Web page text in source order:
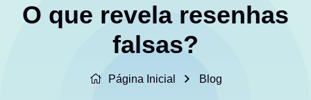
O que revela resenhas
falsas?
Página Inicial Blog